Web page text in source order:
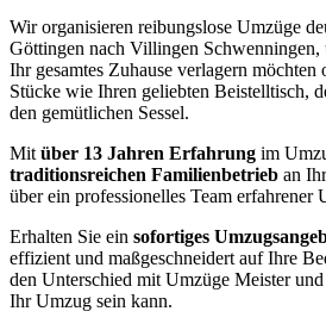
Wir organisieren reibungslose Umzüge
Göttingen nach Villingen Schwenningen,
Ihr gesamtes Zuhause verlagern möchten
Stücke wie Ihren geliebten Beistelltisch,
den gemütlichen Sessel.
Mit über 13 Jahren Erfahrung im
traditionsreichen Familienbetrieb an
über ein professionelles Team erfahrener
Erhalten Sie ein sofortiges
effizient und maßgeschneidert auf Ihre
den Unterschied mit Umzüge Meister
Ihr Umzug sein kann.